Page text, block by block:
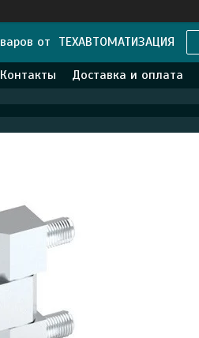
от ТЕХАВТОМАТИЗАЦИЯ
Контакты Доставка и оплата